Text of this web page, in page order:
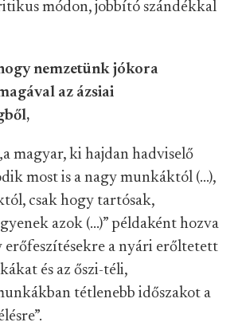
módon, jobbító szándékkal
nemzetünk jókora
az ázsiai
magyar, ki hajdan hadviselő
most is a nagy munkáktól (…),
csak hogy tartósak,
azok (…)” példaként hozva
erőfeszítésekre a nyári erőltetett
és az őszi-téli,
tétlenebb időszakot a